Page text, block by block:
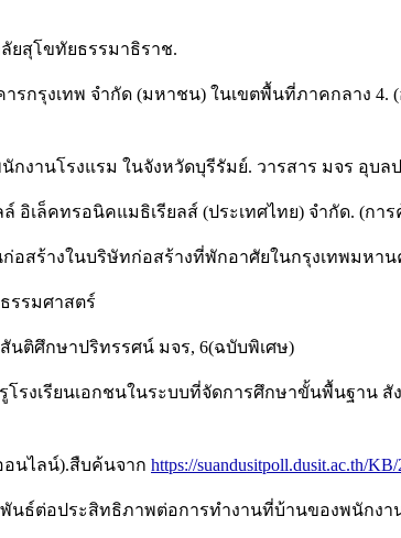
ยสุโขทัยธรรมาธิราช.
กรุงเทพ จำกัด (มหาชน) ในเขตพื้นที่ภาคกลาง 4.
านโรงแรม ในจังหวัดบุรีรัมย์. วารสาร มจร อุบลป
อิเล็คทรอนิคแมธิเรียลส์ (ประเทศไทย) จำกัด. (
อสร้างในบริษัทก่อสร้างที่พักอาศัยในกรุงเทพม
รรมศาสตร์
นติศึกษาปริทรรศน์ มจร, 6(ฉบับพิเศษ)
งเรียนเอกชนในระบบที่จัดการศึกษาขั้นพื้นฐาน
อนไลน์).สืบค้นจาก https://suandusitpoll.dusit.ac.th/KB/
นธ์ต่อประสิทธิภาพต่อการทำงานที่บ้านของพนัก